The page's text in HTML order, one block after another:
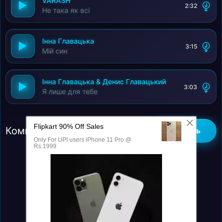
Не така як всі
2:32
Інна Главацька
Мій син
3:15
Інна Главацька & Денис Главацький
Я лише для тебе
3:03
Комментарии (0) Добавить